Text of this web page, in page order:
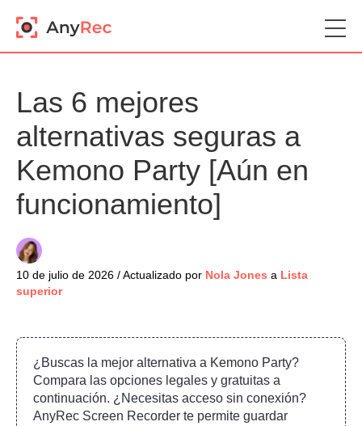
Las 6 mejores
alternativas seguras a
Kemono Party [Aún en
funcionamiento]
10 de julio de 2026 / Actualizado por Nola Jones a Lista
superior
¿Buscas la mejor alternativa a Kemono Party?
Compara las opciones legales y gratuitas a
continuación. ¿Necesitas acceso sin conexión?
AnyRec Screen Recorder te permite guardar